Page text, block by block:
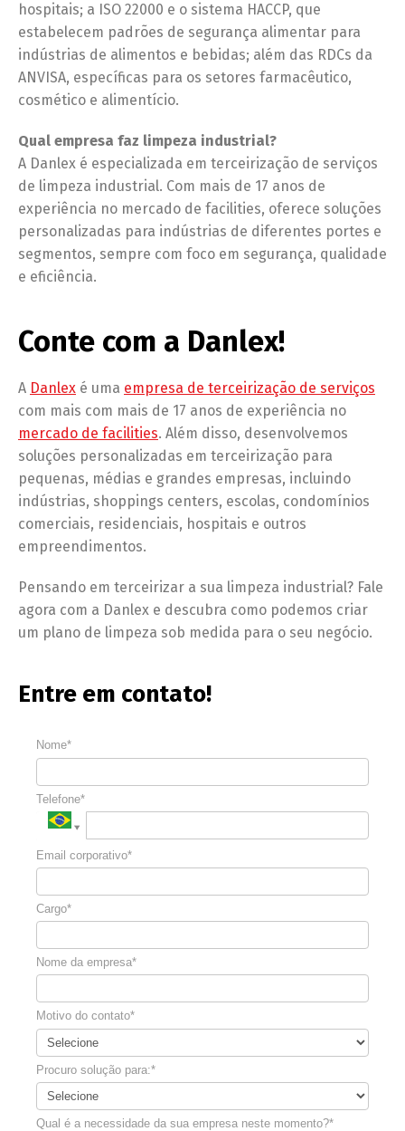
hospitais; a ISO 22000 e o sistema HACCP, que
estabelecem padrões de segurança alimentar para
indústrias de alimentos e bebidas; além das RDCs da
ANVISA, específicas para os setores farmacêutico,
cosmético e alimentício.
Qual empresa faz limpeza industrial?
A Danlex é especializada em terceirização de serviços
de limpeza industrial. Com mais de 17 anos de
experiência no mercado de facilities, oferece soluções
personalizadas para indústrias de diferentes portes e
segmentos, sempre com foco em segurança, qualidade
e eficiência.
Conte com a Danlex!
A Danlex é uma empresa de terceirização de serviços
com mais com mais de 17 anos de experiência no
mercado de facilities. Além disso, desenvolvemos
soluções personalizadas em terceirização para
pequenas, médias e grandes empresas, incluindo
indústrias, shoppings centers, escolas, condomínios
comerciais, residenciais, hospitais e outros
empreendimentos.
Pensando em terceirizar a sua limpeza industrial? Fale
agora com a Danlex e descubra como podemos criar
um plano de limpeza sob medida para o seu negócio.
Entre em contato!
Nome*
Telefone*
Email corporativo*
Cargo*
Nome da empresa*
Motivo do contato*
Procuro solução para:*
Qual é a necessidade da sua empresa neste momento?*